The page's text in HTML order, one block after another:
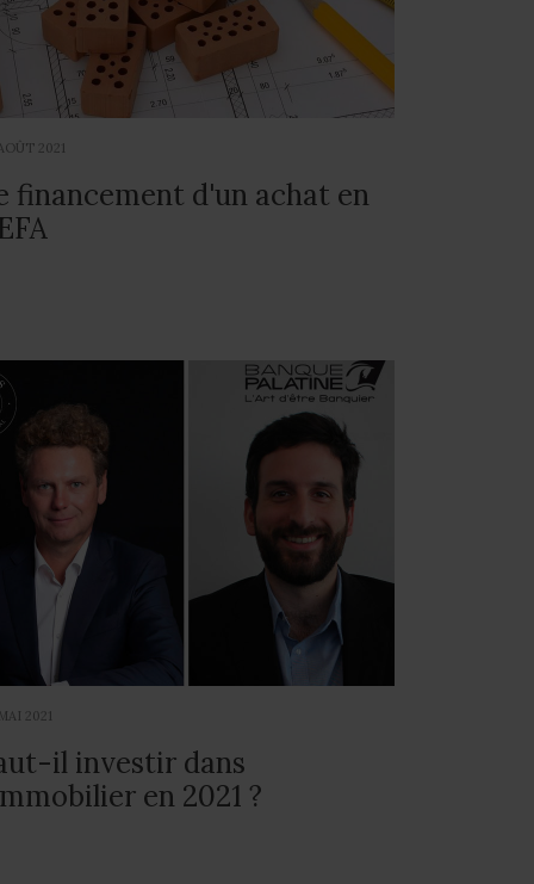
2021
financement d'un achat en
2021
il investir dans
en 2021 ?